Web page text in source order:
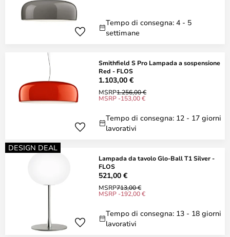
Tempo di consegna: 4 - 5
settimane
Smithfield S Pro Lampada a sospensione
Red - FLOS
1.103,00 €
MSRP1.256,00 €
MSRP -153,00 €
Tempo di consegna: 12 - 17 giorni
lavorativi
DESIGN DEAL
Lampada da tavolo Glo-Ball T1 Silver -
FLOS
521,00 €
MSRP713,00 €
MSRP -192,00 €
Tempo di consegna: 13 - 18 giorni
lavorativi